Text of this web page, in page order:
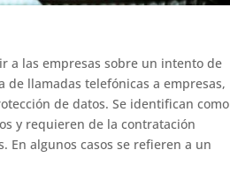
a las empresas sobre un intento de
llamadas telefónicas a empresas,
de datos. Se identifican como
y requieren de la contratación
En algunos casos se refieren a un